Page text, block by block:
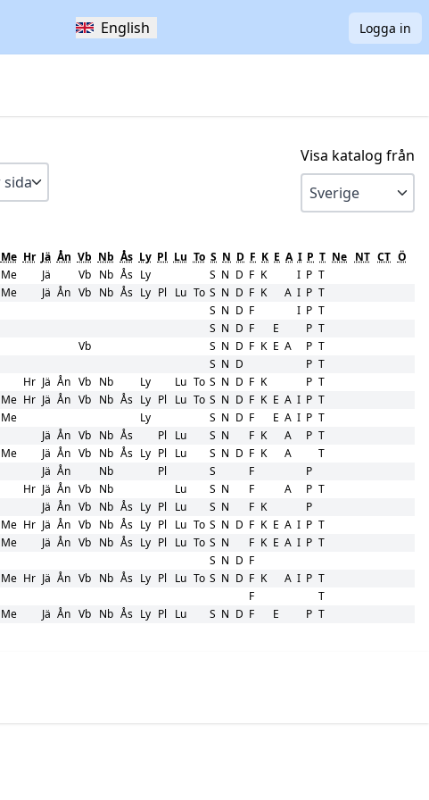
English Logga in
Visa katalog från
Me Hr Jä Ån Vb Nb Ås Ly Pl Lu To S N D F K E A I P T Ne NT CT Ö
Me Jä Vb Nb Ås Ly S N D F K I P T
Me Jä Ån Vb Nb Ås Ly Pl Lu To S N D F K A I P T
S N D F I P T
S N D F E P T
Vb S N D F K E A P T
S N D P T
Hr Jä Ån Vb Nb Ly Lu To S N D F K P T
Me Hr Jä Ån Vb Nb Ås Ly Pl Lu To S N D F K E A I P T
Me Ly S N D F E A I P T
Jä Ån Vb Nb Ås Pl Lu S N F K A P T
Me Jä Ån Vb Nb Ås Ly Pl Lu S N D F K A
T
Jä Ån Nb Pl S F
P
Hr Jä Ån Vb Nb Lu S N F A P T
Jä Ån Vb Nb Ås Ly Pl Lu S N F K
P
Me Hr Jä Ån Vb Nb Ås Ly Pl Lu To S N D F K E A I P T
Me Jä Ån Vb Nb Ås Ly Pl Lu To S N F K E A I P T
S N D F
Me Hr Jä Ån Vb Nb Ås Ly Pl Lu To S N D F K A I P T
F
T
Me Jä Ån Vb Nb Ås Ly Pl Lu S N D F E P T